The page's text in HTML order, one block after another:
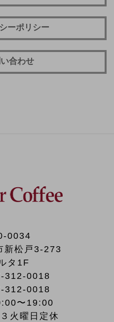
ーポリシー
合わせ
0034
新松戸3-273
タ1F
312-0018
312-0018
〜19:00
火曜日定休